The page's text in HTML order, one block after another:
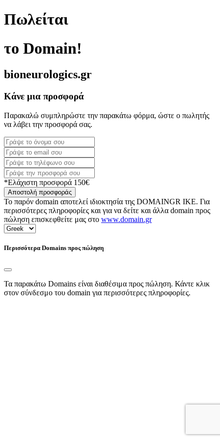
Πωλείται
το Domain!
bioneurologics.gr
Κάνε μια προσφορά
Παρακαλώ συμπληρώστε την παρακάτω φόρμα, ώστε ο πωλητής
να λάβει την προσφορά σας.
*Ελάχιστη προσφορά 150€
Αποστολή προσφοράς
Το παρόν domain αποτελεί ιδιοκτησία της DOMAINGR ΙΚΕ. Για
περισσότερες πληροφορίες και για να δείτε και άλλα domain προς
πώληση επισκεφθείτε μας στο www.domain.gr
Περισσότερα Domains προς πώληση
Τα παρακάτω Domains είναι διαθέσιμα προς πώληση. Κάντε κλικ
στον σύνδεσμο του domain για περισσότερες πληροφορίες.